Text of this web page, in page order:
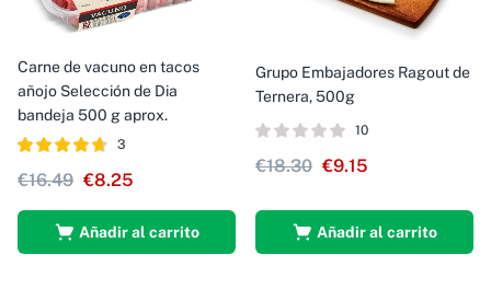
Carne de vacuno en tacos
añojo Selección de Dia
bandeja 500 g aprox.
4.67
3
€16.49 €8.25
Añadir al carrito
Grupo Embajadores Ragout de
Ternera, 500g
10
€18.30 €9.15
Añadir al carrito